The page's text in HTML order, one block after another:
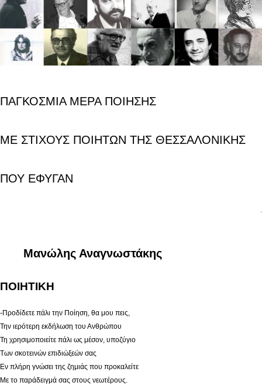
ΠΑΓΚΟΣΜΙΑ ΜΕΡΑ ΠΟΙΗΣΗΣ
ΜΕ ΣΤΙΧΟΥΣ ΠΟΙΗΤΩΝ ΤΗΣ ΘΕΣΣΑΛΟΝΙΚΗΣ
ΠΟΥ ΕΦΥΓΑΝ
.
Μανώλης Αναγνωστάκης
ΠΟΙΗΤΙΚΗ
-Προδίδετε πάλι την Ποίηση, θα μου πεις,
Την ιερότερη εκδήλωση του Ανθρώπου
Τη χρησιμοποιείτε πάλι ως μέσον, υποζύγιο
Των σκοτεινών επιδιώξεών σας
Εν πλήρη γνώσει της ζημιάς που προκαλείτε
Με το παράδειγμά σας στους νεωτέρους.